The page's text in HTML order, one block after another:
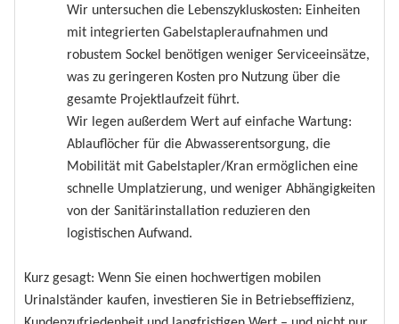
Wir untersuchen die Lebenszykluskosten: Einheiten
mit integrierten Gabelstapleraufnahmen und
robustem Sockel benötigen weniger Serviceeinsätze,
was zu geringeren Kosten pro Nutzung über die
gesamte Projektlaufzeit führt.
Wir legen außerdem Wert auf einfache Wartung:
Ablauflöcher für die Abwasserentsorgung, die
Mobilität mit Gabelstapler/Kran ermöglichen eine
schnelle Umplatzierung, und weniger Abhängigkeiten
von der Sanitärinstallation reduzieren den
logistischen Aufwand.
Kurz gesagt: Wenn Sie einen hochwertigen mobilen
Urinalständer kaufen, investieren Sie in Betriebseffizienz,